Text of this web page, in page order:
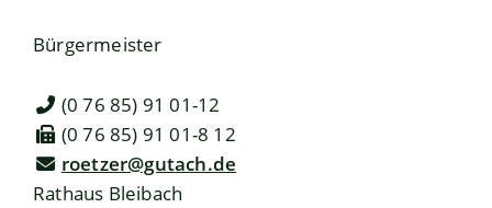
Bürgermeister
(0 76 85) 91 01-12
(0 76 85) 91 01-8 12
roetzer@gutach.de
Rathaus Bleibach